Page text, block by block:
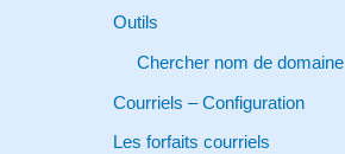
:
Outils
Chercher nom de domaine
Courriels – Configuration
Les forfaits courriels